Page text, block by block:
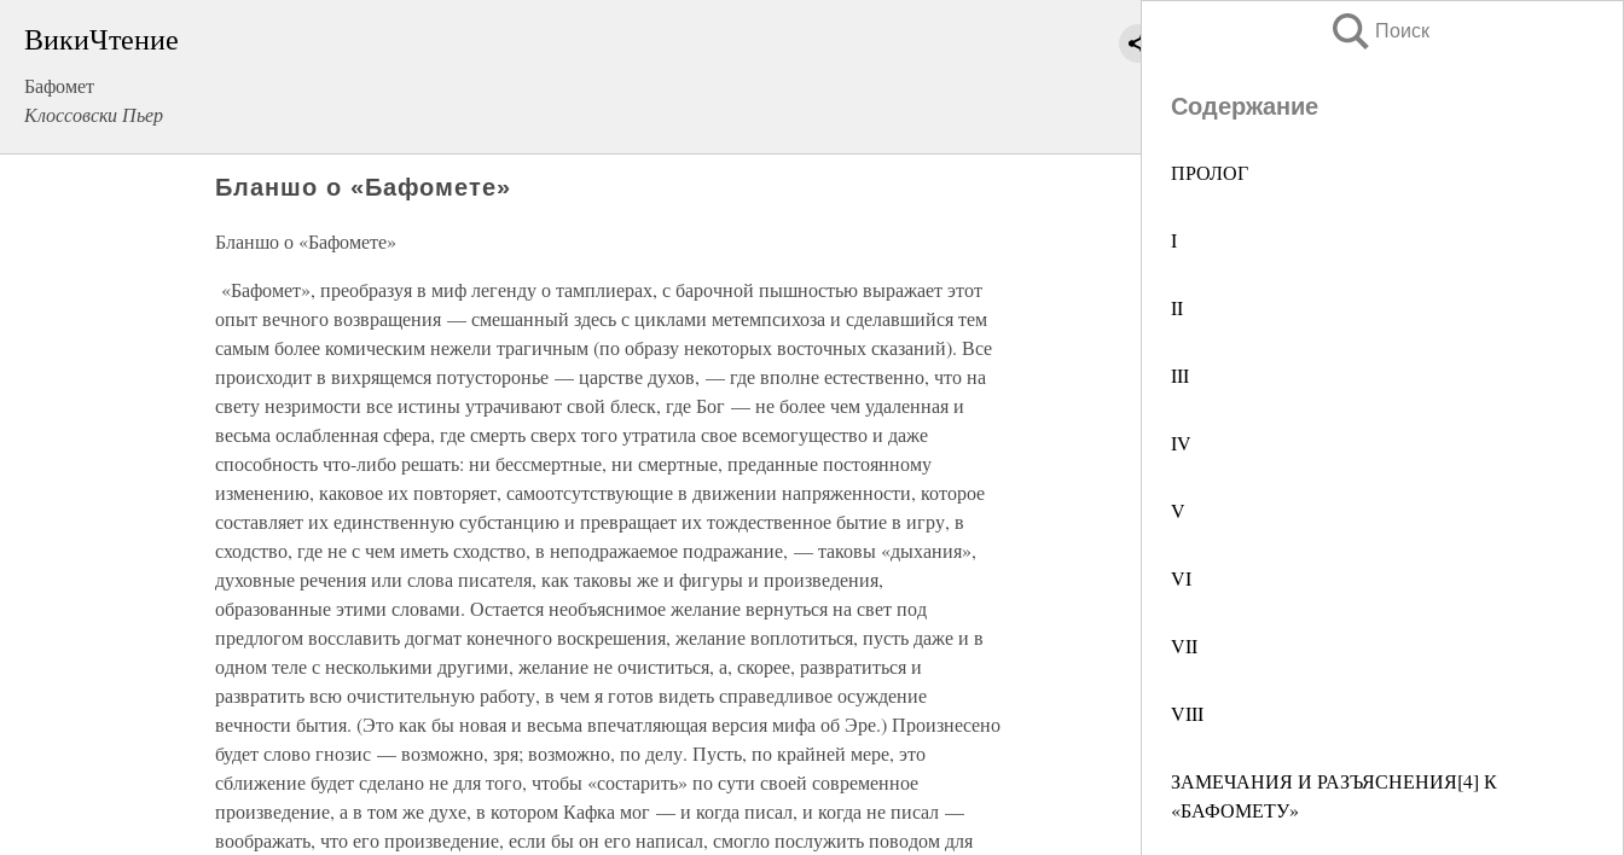
ВикиЧтение
Бафомет
Клоссовски Пьер
Поиск
Содержание
ПРОЛОГ
I
II
III
IV
V
VI
VII
VIII
ЗАМЕЧАНИЯ И РАЗЪЯСНЕНИЯ[4] К
«БАФОМЕТУ»
Бланшо о «Бафомете»
Бланшо о «Бафомете»
«Бафомет», преобразуя в миф легенду о тамплиерах, с барочной пышностью выражает этот
опыт вечного возвращения — смешанный здесь с циклами метемпсихоза и сделавшийся тем
самым более комическим нежели трагичным (по образу некоторых восточных сказаний). Все
происходит в вихрящемся потусторонье — царстве духов, — где вполне естественно, что на
свету незримости все истины утрачивают свой блеск, где Бог — не более чем удаленная и
весьма ослабленная сфера, где смерть сверх того утратила свое всемогущество и даже
способность что-либо решать: ни бессмертные, ни смертные, преданные постоянному
изменению, каковое их повторяет, самоотсутствующие в движении напряженности, которое
составляет их единственную субстанцию и превращает их тождественное бытие в игру, в
сходство, где не с чем иметь сходство, в неподражаемое подражание, — таковы «дыхания»,
духовные речения или слова писателя, как таковы же и фигуры и произведения,
образованные этими словами. Остается необъяснимое желание вернуться на свет под
предлогом восславить догмат конечного воскрешения, желание воплотиться, пусть даже и в
одном теле с несколькими другими, желание не очиститься, а, скорее, развратиться и
развратить всю очистительную работу, в чем я готов видеть справедливое осуждение
вечности бытия. (Это как бы новая и весьма впечатляющая версия мифа об Эре.) Произнесено
будет слово гнозис — возможно, зря; возможно, по делу. Пусть, по крайней мере, это
сближение будет сделано не для того, чтобы «состарить» по сути своей современное
произведение, а в том же духе, в котором Кафка мог — и когда писал, и когда не писал —
воображать, что его произведение, если бы он его написал, смогло послужить поводом для